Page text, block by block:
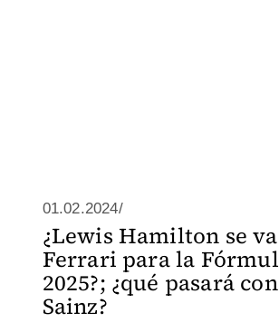
01.02.2024/
¿Lewis Hamilton se
Ferrari para la
2025?; ¿qué pasará
Sainz?